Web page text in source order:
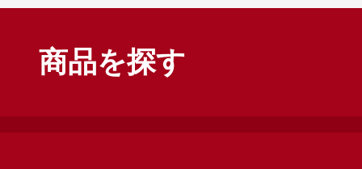
商品を探す